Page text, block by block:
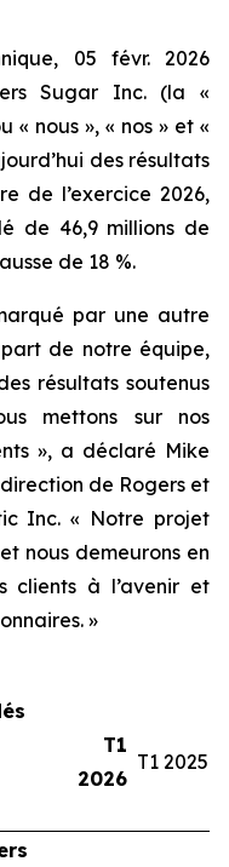
05 févr. 2026
Sugar Inc. (la «
« nous », « nos » et «
des résultats
de l’exercice 2026,
de 46,9 millions de
de 18 %.
par une autre
de notre équipe,
résultats soutenus
mettons sur nos
», a déclaré Mike
de Rogers et
Inc. « Notre projet
nous demeurons en
clients à l’avenir et
»
T1
2026
T1 2025